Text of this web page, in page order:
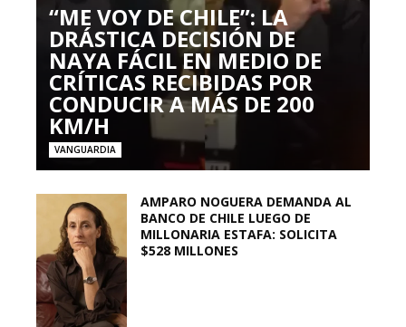
“ME VOY DE CHILE”: LA
DRÁSTICA DECISIÓN DE
NAYA FÁCIL EN MEDIO DE
CRÍTICAS RECIBIDAS POR
CONDUCIR A MÁS DE 200
KM/H
VANGUARDIA
AMPARO NOGUERA DEMANDA AL
BANCO DE CHILE LUEGO DE
MILLONARIA ESTAFA: SOLICITA
$528 MILLONES